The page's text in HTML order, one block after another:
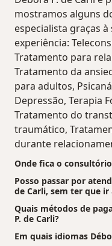
mostramos alguns
especialista graças
experiência:
Tratamento para
Tratamento da
para adultos,
Depressão, Terapia
Tratamento do
traumático,
durante
Onde fica o
Posso passar por
de Carli, sem ter que
Quais métodos de
P. de Carli?
Em quais idiomas